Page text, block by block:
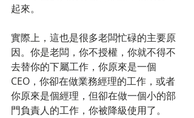
起來。
實際上，這也是很多老闆忙碌的主要原
因。你是老闆，你不授權，你就不得不
去替你的下屬工作，你原來是一個
CEO，你卻在做業務經理的工作，或者
你原來是個經理，但卻在做一個小的部
門負責人的工作，你被降級使用了。